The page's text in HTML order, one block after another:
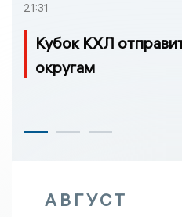
21:31
Кубок КХЛ
округам
АВГУСТ